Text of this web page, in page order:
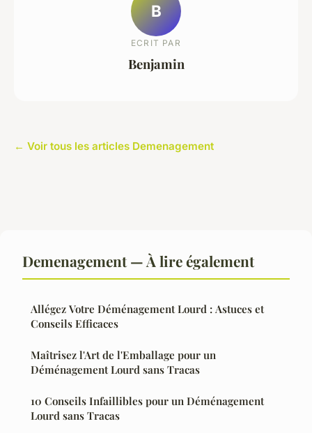
B
ECRIT PAR
Benjamin
← Voir tous les articles Demenagement
Demenagement — À lire également
Allégez Votre Déménagement Lourd : Astuces et
Conseils Efficaces
Maîtrisez l'Art de l'Emballage pour un
Déménagement Lourd sans Tracas
10 Conseils Infaillibles pour un Déménagement
Lourd sans Tracas